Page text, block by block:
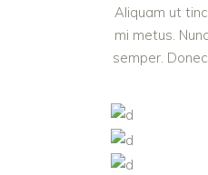
Aliquam ut
mi metus.
semper.